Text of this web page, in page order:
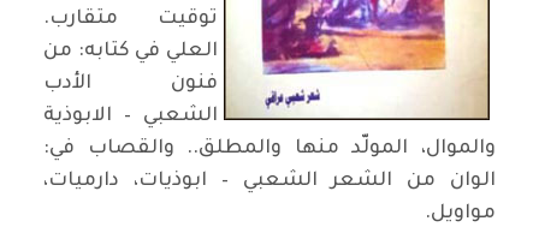
توقيت متقارب.
العلي في كتابه: من
فنون الأدب
الشعبي – الابوذية
والموال، المولّد منها والمطلق.. والقصاب في:
الوان من الشعر الشعبي – ابوذيات، دارميات،
مواويل.